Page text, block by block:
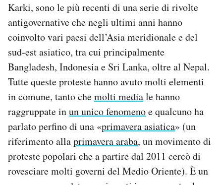
Notifiche mobile
Regala il Post
Hai bisogno di aiuto?
Karki, sono le più recenti di una serie di rivolte
antigovernative che negli ultimi anni hanno
coinvolto vari paesi dell’Asia meridionale e del
sud-est asiatico, tra cui principalmente
Bangladesh, Indonesia e Sri Lanka, oltre al Nepal.
Tutte queste proteste hanno avuto molti elementi
in comune, tanto chemolti mediale hanno
raggruppate inun unico fenomenoe qualcuno ha
parlato perfino di una «primavera asiatica» (un
riferimento allaprimavera araba, un movimento di
proteste popolari che a partire dal 2011 cercò di
rovesciare molti governi del Medio Oriente). È un